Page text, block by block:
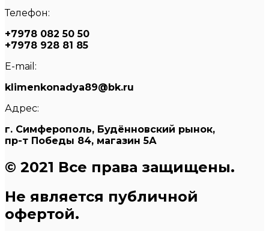
Телефон:
+7978 082 50 50
+7978 928 81 85
E-mail:
klimenkonadya89@bk.ru
Адрес:
г. Симферополь, Будённовский рынок,
пр-т Победы 84, магазин 5А
© 2021 Все права защищены.
Не является публичной
офертой.